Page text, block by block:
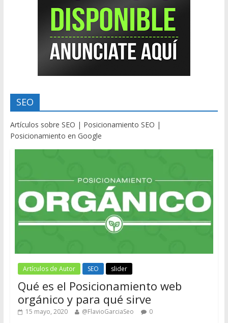
SEO
Artículos sobre SEO | Posicionamiento SEO |
Posicionamiento en Google
Artículos de Autor SEO slider
Qué es el Posicionamiento web
orgánico y para qué sirve
15 mayo, 2020 @FlavioGarciaSeo 0